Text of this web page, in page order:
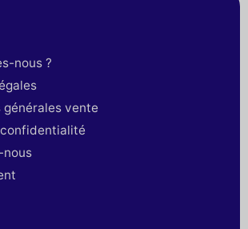
nous ?
générales vente
nous